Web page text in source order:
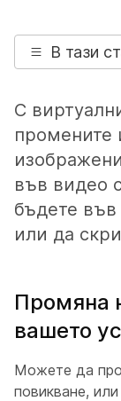
В тази
С
промените
във видео
бъдете
или да
Промяна
вашето
Можете да
повикване, или